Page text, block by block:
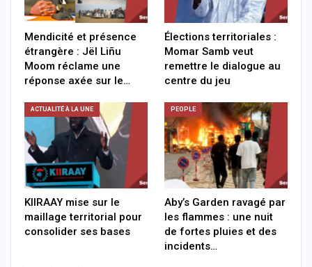
Mendicité et présence
étrangère : Jël Liñu
Moom réclame une
réponse axée sur le…
Élections territoriales :
Momar Samb veut
remettre le dialogue au
centre du jeu
ACTUALITÉ À LA UNE
KIIRAAY mise sur le
maillage territorial pour
consolider ses bases
PEOPLE
Aby’s Garden ravagé par
les flammes : une nuit
de fortes pluies et des
incidents…